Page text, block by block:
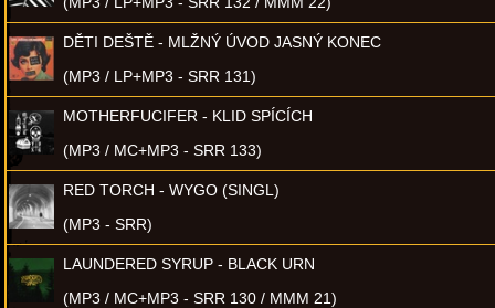
DĚTI DEŠTĚ - MLŽNÝ ÚVOD JASNÝ KONEC
(MP3 / LP+MP3 - SRR 131)
MOTHERFUCIFER - KLID SPÍCÍCH
(MP3 / MC+MP3 - SRR 133)
RED TORCH - WYGO (SINGL)
(MP3 - SRR)
LAUNDERED SYRUP - BLACK URN
(MP3 / MC+MP3 - SRR 130 / MMM 21)